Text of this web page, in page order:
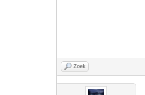
Zoek